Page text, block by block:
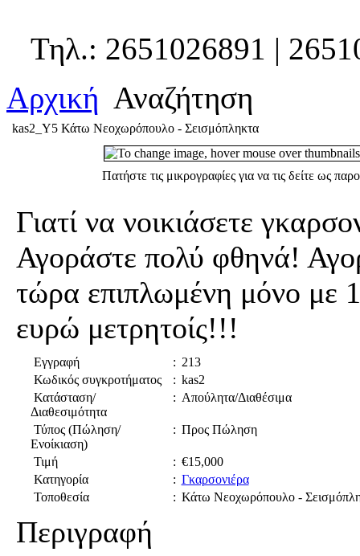
Τηλ.: 2651026891 |
Αρχική Αναζήτηση
kas2_Υ5 Κάτω Νεοχωρόπουλο - Σεισμόπληκτα
Πατήστε τις μικρογραφίες για να τις δείτε ως
Γιατί να νοικιάσετε
Αγοράστε πολύ φθηνά!
τώρα επιπλωμένη μόνο με
ευρώ μετρητοίς!!!
Εγγραφή : 213
Κωδικός συγκροτήματος
: kas2
Κατάσταση/
Διαθεσιμότητα
: Απούλητα/Διαθέσιμα
Τύπος (Πώληση/
Ενοίκιαση)
: Προς Πώληση
Τιμή : €15,000
Κατηγορία
: Γκαρσονιέρα
Τοποθεσία
: Κάτω Νεοχωρόπουλο -
Περιγραφή